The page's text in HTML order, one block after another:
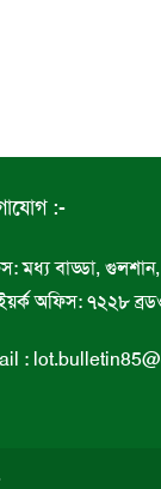
:-
মধ্য বাড্ডা,
অফিস: ৭২২৮
: